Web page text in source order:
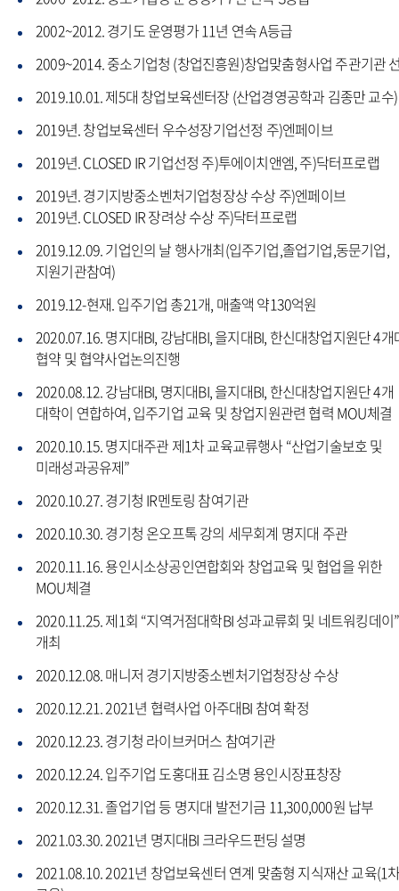
2002~2012. 경기도 운영평가 11년 연속 A등급
2009~2014. 중소기업청 (창업진흥원)창업맞춤형사업 주관기관
2019.10.01. 제5대 창업보육센터장 (산업경영공학과 김종만 교수)
2019년. 창업보육센터 우수성장기업선정 주)엔페이브
2019년. CLOSED IR 기업선정 주)투에이치앤엠, 주)닥터프로랩
2019년. 경기지방중소벤처기업청장상 수상 주)엔페이브
2019년. CLOSED IR 장려상 수상 주)닥터프로랩
2019.12.09. 기업인의 날 행사개최(입주기업,졸업기업,동문기업,
지원기관참여)
2019.12-현재. 입주기업 총21개, 매출액 약130억원
2020.07.16. 명지대BI, 강남대BI, 을지대BI, 한신대창업지원단 4개
협약 및 협약사업논의진행
2020.08.12. 강남대BI, 명지대BI, 을지대BI, 한신대창업지원단 4개
대학이 연합하여, 입주기업 교육 및 창업지원관련 협력 MOU체결
2020.10.15. 명지대주관 제1차 교육교류행사 “산업기술보호 및
미래성과공유제”
2020.10.27. 경기청 IR멘토링 참여기관
2020.10.30. 경기청 온오프톡 강의 세무회계 명지대 주관
2020.11.16. 용인시소상공인연합회와 창업교육 및 협업을 위한
MOU체결
2020.11.25. 제1회 “지역거점대학BI 성과교류회 및 네트워킹데이
개최
2020.12.08. 매니저 경기지방중소벤처기업청장상 수상
2020.12.21. 2021년 협력사업 아주대BI 참여 확정
2020.12.23. 경기청 라이브커머스 참여기관
2020.12.24. 입주기업 도홍대표 김소명 용인시장표창장
2020.12.31. 졸업기업 등 명지대 발전기금 11,300,000원 납부
2021.03.30. 2021년 명지대BI 크라우드펀딩 설명
2021.08.10. 2021년 창업보육센터 연계 맞춤형 지식재산 교육(1